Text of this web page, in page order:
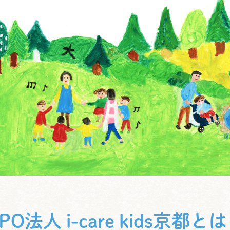
法人 i-care kids京都と